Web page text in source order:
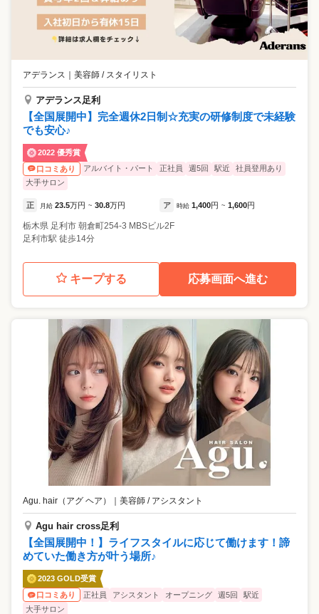
アデランス 美容師 / スタイリスト
アデランス足利
【全国展開中】完全週休2日制☆充実の研修制度で未経験
でも安心♪
2022 優秀賞
口コミあり
アルバイト・パート 正社員 週5回 駅近
社員登用あり
大手サロン
正 月給 23.5万円 ~ 30.8万円 ア 時給 1,400円 ~ 1,600円
栃木県 足利市 朝倉町254-3 MBSビル2F
足利市駅 徒歩14分
キープする 応募画面へ進む
Agu. hair（アグ ヘア） 美容師 / アシスタント
Agu hair cross足利
【全国展開中！】ライフスタイルに応じて働けます！諦
めていた働き方が叶う場所♪
2023 GOLD受賞
口コミあり
正社員 アシスタント オープニング 週5回
駅近
大手サロン